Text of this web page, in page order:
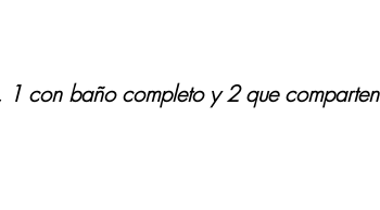
con baño completo y 2 que comparten